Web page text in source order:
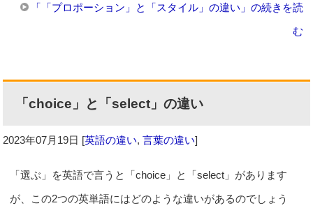
「「プロポーション」と「スタイル」の違い」の続きを読
む
「choice」と「select」の違い
2023年07月19日 [英語の違い,言葉の違い]
「選ぶ」を英語で言うと「choice」と「select」があります
が、この2つの英単語にはどのような違いがあるのでしょう